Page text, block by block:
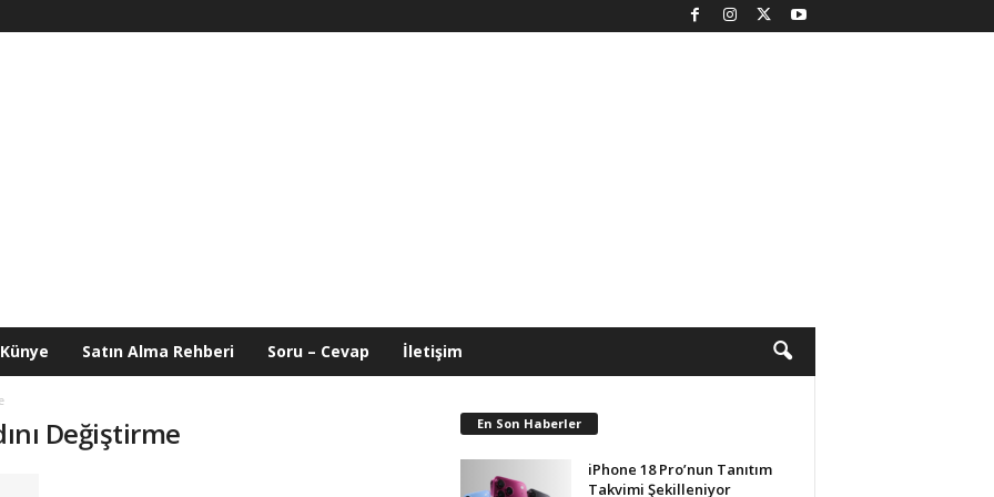
Künye Satın Alma Rehberi Soru – Cevap İletişim
Değiştirme En Son Haberler
iPhone 18 Pro’nun Tanıtım
Takvimi Şekilleniyor